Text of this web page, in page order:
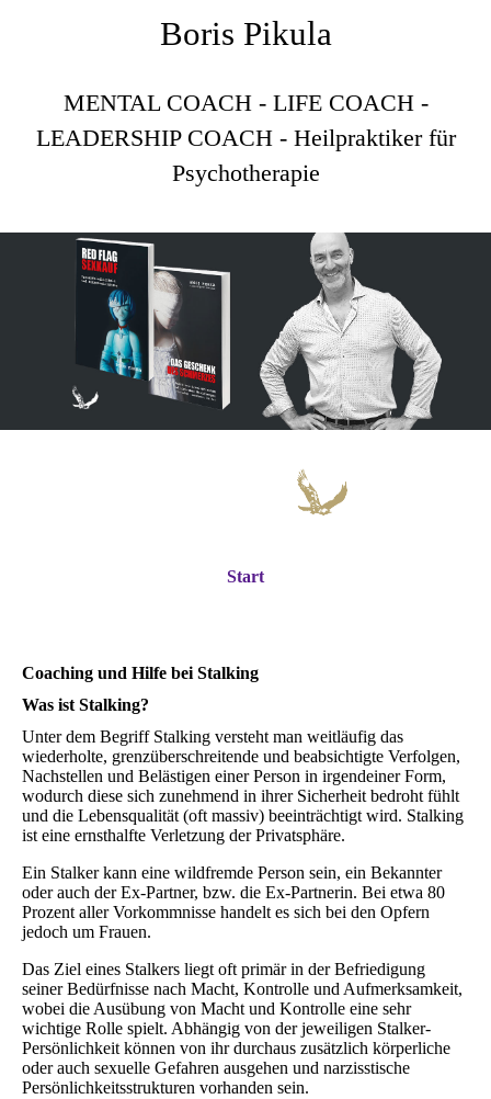
Boris Pikula
MENTAL COACH - LIFE COACH -
LEADERSHIP COACH - Heilpraktiker für
Psychotherapie
Start
Coaching und Hilfe bei Stalking
Was ist Stalking?
Unter dem Begriff Stalking versteht man weitläufig das
wiederholte, grenzüberschreitende und beabsichtigte Verfolgen,
Nachstellen und Belästigen einer Person in irgendeiner Form,
wodurch diese sich zunehmend in ihrer Sicherheit bedroht fühlt
und die Lebensqualität (oft massiv) beeinträchtigt wird. Stalking
ist eine ernsthalfte Verletzung der Privatsphäre.
Ein Stalker kann eine wildfremde Person sein, ein Bekannter
oder auch der Ex-Partner, bzw. die Ex-Partnerin. Bei etwa 80
Prozent aller Vorkommnisse handelt es sich bei den Opfern
jedoch um Frauen.
Das Ziel eines Stalkers liegt oft primär in der Befriedigung
seiner Bedürfnisse nach Macht, Kontrolle und Aufmerksamkeit,
wobei die Ausübung von Macht und Kontrolle eine sehr
wichtige Rolle spielt. Abhängig von der jeweiligen Stalker-
Persönlichkeit können von ihr durchaus zusätzlich körperliche
oder auch sexuelle Gefahren ausgehen und narzisstische
Persönlichkeitsstrukturen vorhanden sein.